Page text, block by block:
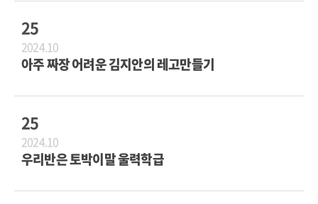
25
2024.10
아주 짜장 어려운 김지안의 레고만들기
25
2024.10
우리반은 토박이말 울력학급